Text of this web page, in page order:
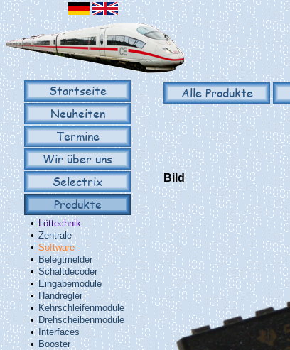
Startseite
Neuheiten
Termine
Wir über uns
Selectrix
Produkte
•Löttechnik
• Zentrale
• Software
• Belegtmelder
•Schaltdecoder
•Eingabemodule
• Handregler
• Kehrschleifenmodule
• Drehscheibenmodule
•Interfaces
• Booster
Alle Produkte
Bild